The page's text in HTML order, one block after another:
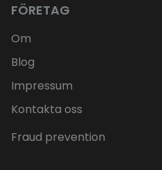
FÖRETAG
Om
Blog
Impressum
Kontakta oss
Fraud prevention